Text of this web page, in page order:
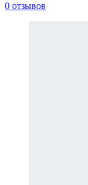
0 отзывов